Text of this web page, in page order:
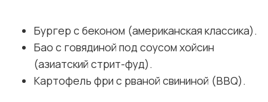
Бургер с беконом (американская классика).
Бао с говядиной под соусом хойсин
(азиатский стрит-фуд).
Картофель фри с рваной свининой (BBQ).